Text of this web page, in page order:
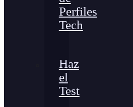
Perfiles
Tech
Haz
el
Test